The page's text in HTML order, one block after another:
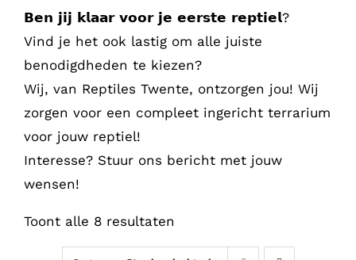
𝗕𝗲𝗻 𝗷𝗶𝗷 𝗸𝗹𝗮𝗮𝗿 𝘃𝗼𝗼𝗿 𝗷𝗲 𝗲𝗲𝗿𝘀𝘁𝗲 𝗿𝗲𝗽𝘁𝗶𝗲𝗹?
Vind je het ook lastig om alle juiste
benodigdheden te kiezen?
Wij, van Reptiles Twente, ontzorgen jou! Wij
zorgen voor een compleet ingericht terrarium
voor jouw reptiel!
Interesse? Stuur ons bericht met jouw
wensen!
Toont alle 8 resultaten